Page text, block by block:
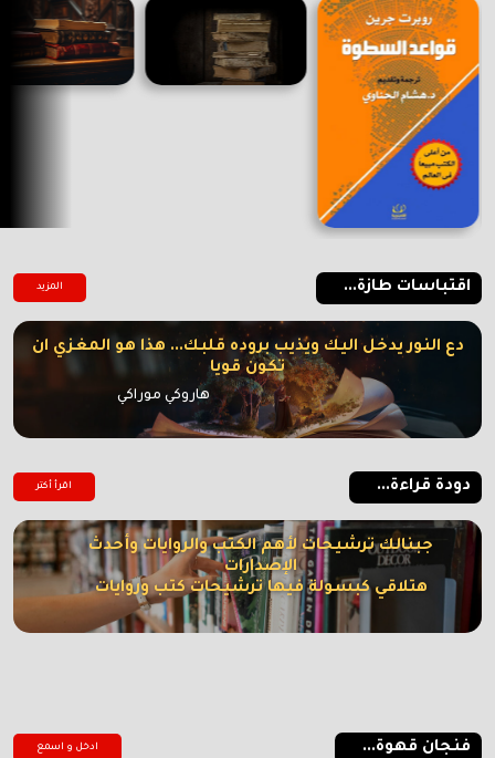
اقتباسات طازة... المزيد
دع النور يدخل اليك ويذيب بروده قلبك... هذا هو المغزي ان
تكون قويا
هاروكي موراكي
دودة قراءة... اقرأ أكتر
جبنالك ترشيحات لأهم الكتب والروايات وأحدث
الإصدارات
هتلاقي كبسولة فيها ترشيحات كتب وروايات
فنجان قهوة... ادخل و اسمع